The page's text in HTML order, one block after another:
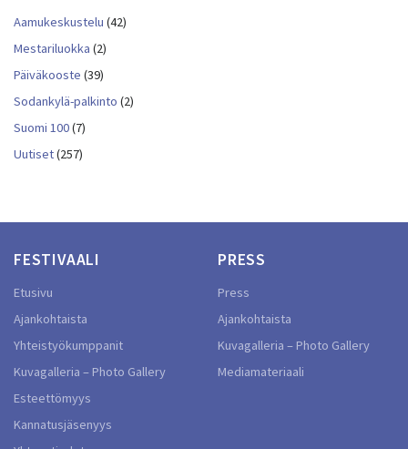
Aamukeskustelu (42)
Mestariluokka (2)
Päiväkooste (39)
Sodankylä-palkinto (2)
Suomi 100(7)
Uutiset(257)
FESTIVAALI
Etusivu
Ajankohtaista
Yhteistyökumppanit
Kuvagalleria – Photo Gallery
Esteettömyys
Kannatusjäsenyys
PRESS
Press
Ajankohtaista
Kuvagalleria – Photo Gallery
Mediamateriaali